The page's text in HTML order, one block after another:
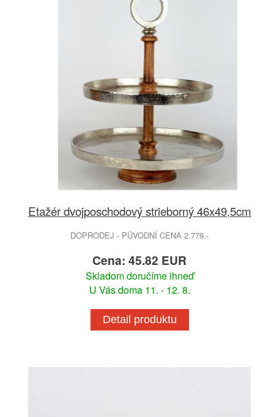
Etažér dvojposchodový strieborný 46x49,5cm
DOPRODEJ - PŮVODNÍ CENA 2.779.-
Cena: 45.82 EUR
Skladom doručíme ihneď
U Vás doma 11. - 12. 8.
Detail produktu